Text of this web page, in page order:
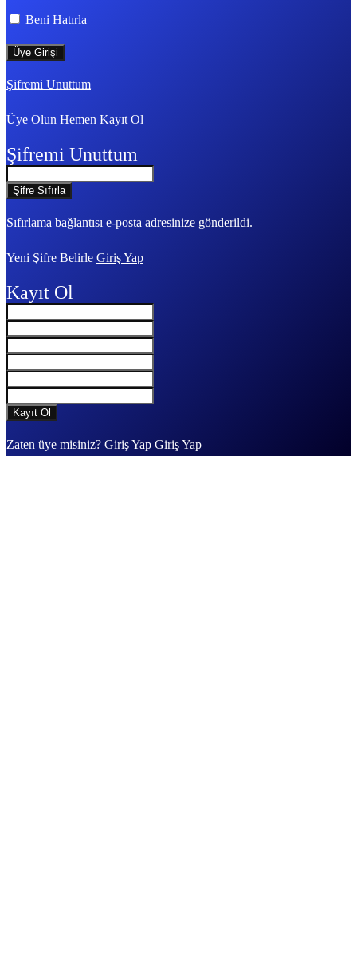
Beni Hatırla
Şifremi Unuttum
Üye Olun Hemen Kayıt Ol
Şifremi Unuttum
Sıfırlama bağlantısı e-posta adresinize gönderildi.
Yeni Şifre Belirle Giriş Yap
Kayıt Ol
Zaten üye misiniz? Giriş Yap Giriş Yap